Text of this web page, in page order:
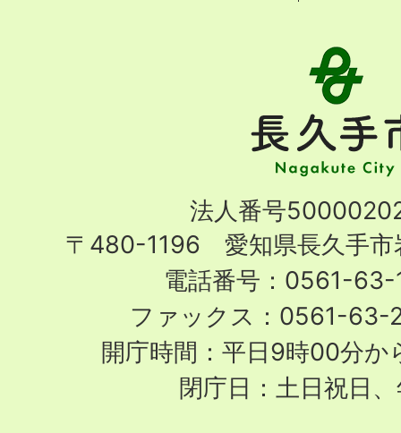
手
市
City
法人番号
〒480-1196 愛知県長久手市
電話番号：0561-63-
ファックス：0561-63-
開庁時間：平日9時00分か
閉庁日：土日祝日